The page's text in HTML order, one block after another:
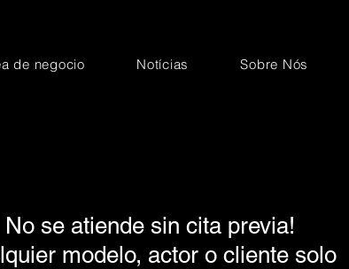
de negocio Notícias Sobre Nós
No se atiende sin cita previa!
modelo, actor o cliente solo